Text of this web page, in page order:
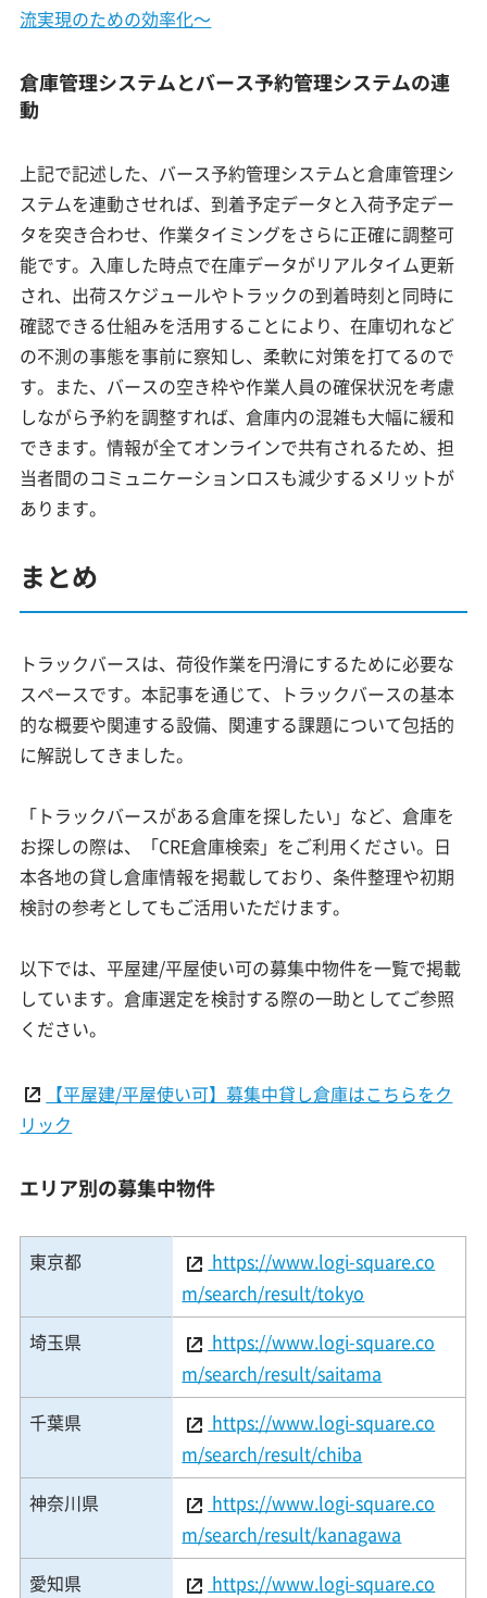
流実現のための効率化～
倉庫管理システムとバース予約管理システムの連
動
上記で記述した、バース予約管理システムと倉庫管理シ
ステムを連動させれば、到着予定データと入荷予定デー
タを突き合わせ、作業タイミングをさらに正確に調整可
能です。入庫した時点で在庫データがリアルタイム更新
され、出荷スケジュールやトラックの到着時刻と同時に
確認できる仕組みを活用することにより、在庫切れなど
の不測の事態を事前に察知し、柔軟に対策を打てるので
す。また、バースの空き枠や作業人員の確保状況を考慮
しながら予約を調整すれば、倉庫内の混雑も大幅に緩和
できます。情報が全てオンラインで共有されるため、担
当者間のコミュニケーションロスも減少するメリットが
あります。
まとめ
トラックバースは、荷役作業を円滑にするために必要な
スペースです。本記事を通じて、トラックバースの基本
的な概要や関連する設備、関連する課題について包括的
に解説してきました。
「トラックバースがある倉庫を探したい」など、倉庫を
お探しの際は、「CRE倉庫検索」をご利用ください。日
本各地の貸し倉庫情報を掲載しており、条件整理や初期
検討の参考としてもご活用いただけます。
以下では、平屋建/平屋使い可の募集中物件を一覧で掲載
しています。倉庫選定を検討する際の一助としてご参照
ください。
【平屋建/平屋使い可】募集中貸し倉庫はこちらをク
リック
エリア別の募集中物件
東京都
https://www.logi-square.co
m/search/result/tokyo
埼玉県
https://www.logi-square.co
m/search/result/saitama
千葉県
https://www.logi-square.co
m/search/result/chiba
神奈川県
https://www.logi-square.co
m/search/result/kanagawa
愛知県
https://www.logi-square.co